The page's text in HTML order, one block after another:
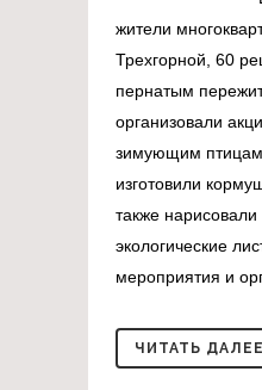
жители
Трехгорной, 60
пернатым
организовали
зимующим
изготовили
также
экологические
мероприятия и
ЧИТАТЬ